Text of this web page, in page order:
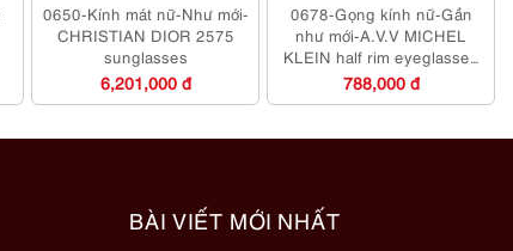
0650-Kính mát nữ-Như mới-
CHRISTIAN DIOR 2575
sunglasses
6,201,000 đ
0678-Gọng kính nữ-Gần
như mới-A.V.V MICHEL
KLEIN half rim eyeglasses
frame
788,000 đ
BÀI VIẾT MỚI NHẤT